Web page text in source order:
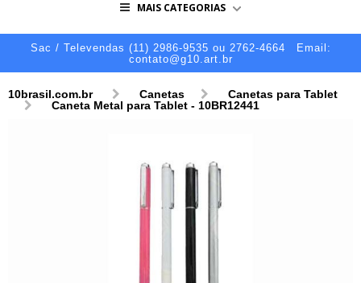
MAIS CATEGORIAS
Sac / Televendas (11) 2986-9535 ou 2762-4664
Email:
contato@g10.art.br
10brasil.com.br Canetas
Canetas para Tablet
Caneta Metal para Tablet - 10BR12441